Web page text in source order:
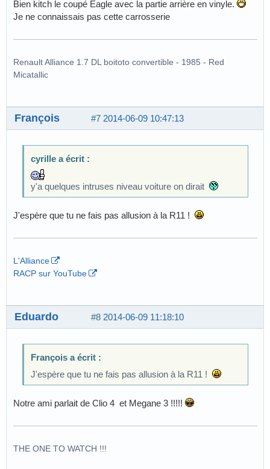
Bien kitch le coupé Eagle avec la partie arrière en vinyle.
Je ne connaissais pas cette carrosserie
Renault Alliance 1.7 DL boitoto convertible - 1985 - Red
Micatallic
#7 2014-06-09 10:47:13
François
cyrille a écrit :
y'a quelques intruses niveau voiture on dirait
J'espère que tu ne fais pas allusion à la R11 !
L'Alliance
RACP sur YouTube
#8 2014-06-09 11:18:10
Eduardo
François a écrit :
J'espère que tu ne fais pas allusion à la R11 !
Notre ami parlait de Clio 4 et Megane 3 !!!!!
THE ONE TO WATCH !!!